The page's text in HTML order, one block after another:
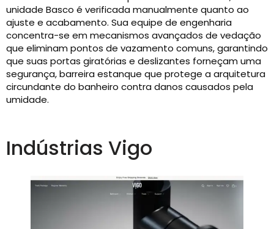
unidade Basco é verificada manualmente quanto ao
ajuste e acabamento. Sua equipe de engenharia
concentra-se em mecanismos avançados de vedação
que eliminam pontos de vazamento comuns, garantindo
que suas portas giratórias e deslizantes forneçam uma
segurança, barreira estanque que protege a arquitetura
circundante do banheiro contra danos causados ​​pela
umidade.
Indústrias Vigo